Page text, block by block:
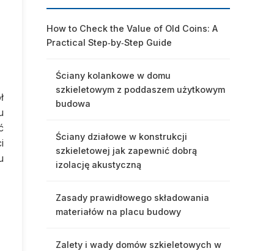
How to Check the Value of Old Coins: A
Practical Step‑by‑Step Guide
Ściany kolankowe w domu
szkieletowym z poddaszem użytkowym
budowa
Ściany działowe w konstrukcji
szkieletowej jak zapewnić dobrą
izolację akustyczną
Zasady prawidłowego składowania
materiałów na placu budowy
Zalety i wady domów szkieletowych w